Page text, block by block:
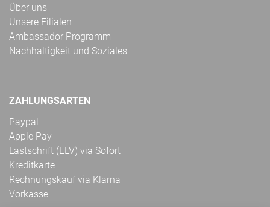
Über uns
Unsere Filialen
Ambassador Programm
Nachhaltigkeit und Soziales
ZAHLUNGSARTEN
Paypal
Apple Pay
Lastschrift (ELV) via Sofort
Kreditkarte
Rechnungskauf via Klarna
Vorkasse